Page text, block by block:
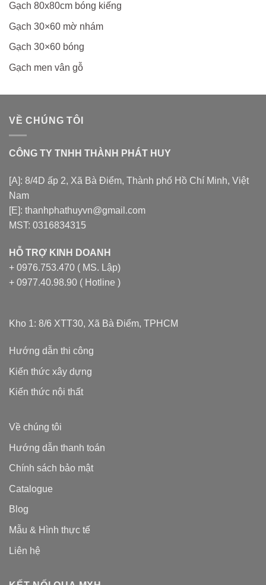
Gạch 80x80cm bóng kiếng
Gạch 30×60 mờ nhám
Gạch 30×60 bóng
Gạch men vân gỗ
VỀ CHÚNG TÔI
CÔNG TY TNHH THÀNH PHÁT HUY
[A]: 8/4D ấp 2, Xã Bà Điểm, Thành phố Hồ Chí Minh, Việt
Nam
[E]: thanhphathuyvn@gmail.com
MST: 0316834315
HỖ TRỢ KINH DOANH
+ 0976.753.470 ( MS. Lập)
+ 0977.40.98.90 ( Hotline )
Kho 1: 8/6 XTT30, Xã Bà Điểm, TPHCM
Hướng dẫn thi công
Kiến thức xây dựng
Kiến thức nội thất
Về chúng tôi
Hướng dẫn thanh toán
Chính sách bảo mật
Catalogue
Blog
Mẫu & Hình thực tế
Liên hệ